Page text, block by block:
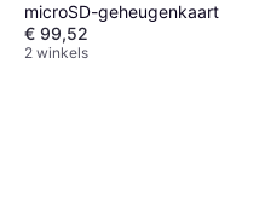
microSD-geheugenkaart
€ 99,52
2 winkels